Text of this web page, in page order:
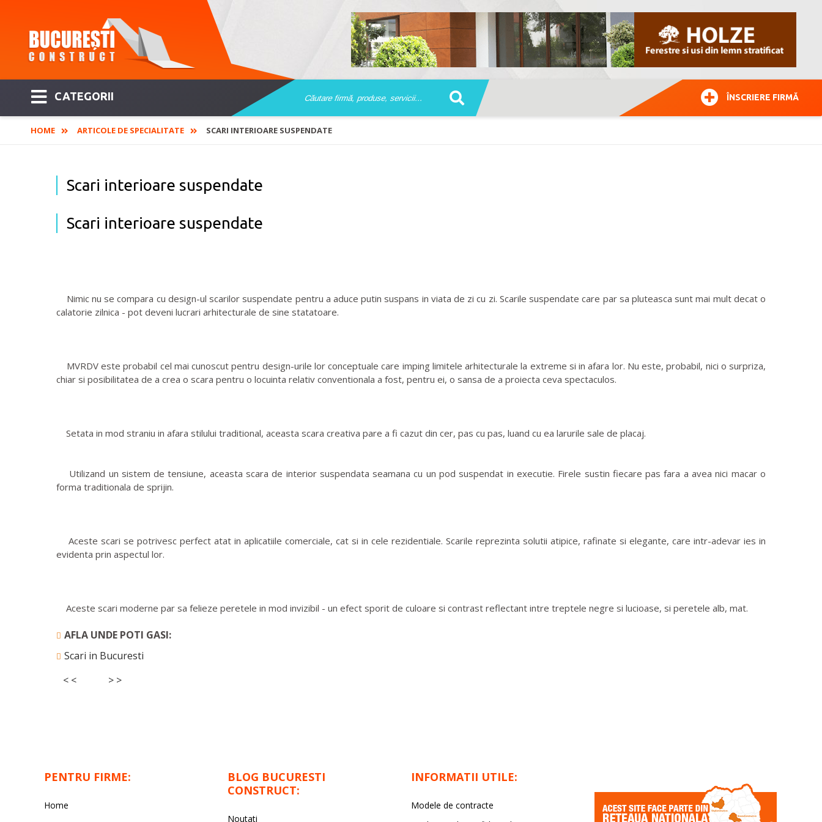
CATEGORII ÎNSCRIERE FIRMĂ
HOME ARTICOLE DE SPECIALITATE SCARI INTERIOARE SUSPENDATE
Scari interioare suspendate
Scari interioare suspendate
Nimic nu se compara cu design-ul scarilor suspendate pentru a aduce putin suspans in viata de zi cu zi. Scarile suspendate care par sa pluteasca sunt mai mult decat o
calatorie zilnica - pot deveni lucrari arhitecturale de sine statatoare.
MVRDV este probabil cel mai cunoscut pentru design-urile lor conceptuale care imping limitele arhitecturale la extreme si in afara lor. Nu este, probabil, nici o surpriza,
chiar si posibilitatea de a crea o scara pentru o locuinta relativ conventionala a fost, pentru ei, o sansa de a proiecta ceva spectaculos.
Setata in mod straniu in afara stilului traditional, aceasta scara creativa pare a fi cazut din cer, pas cu pas, luand cu ea larurile sale de placaj.
Utilizand un sistem de tensiune, aceasta scara de interior suspendata seamana cu un pod suspendat in executie. Firele sustin fiecare pas fara a avea nici macar o
forma traditionala de sprijin.
Aceste scari se potrivesc perfect atat in aplicatiile comerciale, cat si in cele rezidentiale. Scarile reprezinta solutii atipice, rafinate si elegante, care intr-adevar ies in
evidenta prin aspectul lor.
Aceste scari moderne par sa felieze peretele in mod invizibil - un efect sporit de culoare si contrast reflectant intre treptele negre si lucioase, si peretele alb, mat.
AFLA UNDE POTI GASI:
Scari in Bucuresti
< <
> >
PENTRU FIRME:
Home
BLOG BUCURESTI
CONSTRUCT:
Noutati
INFORMATII UTILE:
Modele de contracte